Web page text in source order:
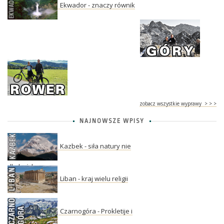
Ekwador - znaczy równik
zobacz wszystkie wyprawy > > >
NAJNOWSZE WPISY
Kazbek - siła natury nie
dla każdego
Liban - kraj wielu religii
Czarnogóra - Prokletije i